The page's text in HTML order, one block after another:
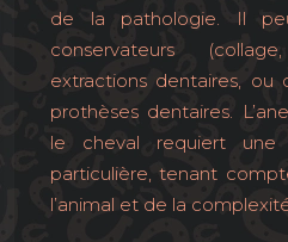
de la pathologie. Il
conservateurs
extractions dentaires, ou
prothèses dentaires.
le cheval requiert une
particulière, tenant
l’animal et de la